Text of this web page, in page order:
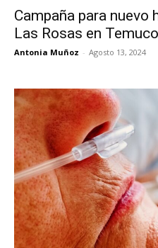
Campaña para nuevo
Las Rosas en Temuco
Antonia Muñoz - Agosto 13, 2024